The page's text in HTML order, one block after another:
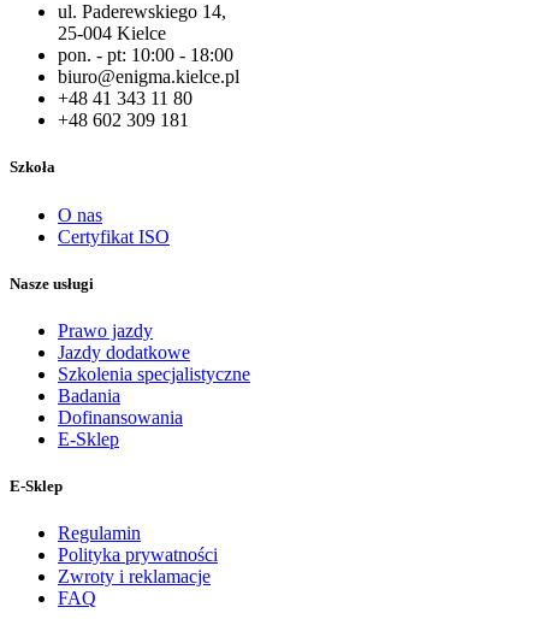
ul. Paderewskiego 14,
25-004 Kielce
pon. - pt: 10:00 - 18:00
biuro@enigma.kielce.pl
+48 41 343 11 80
+48 602 309 181
Szkoła
O nas
Certyfikat ISO
Nasze usługi
Prawo jazdy
Jazdy dodatkowe
Szkolenia specjalistyczne
Badania
Dofinansowania
E-Sklep
E-Sklep
Regulamin
Polityka prywatności
Zwroty i reklamacje
FAQ